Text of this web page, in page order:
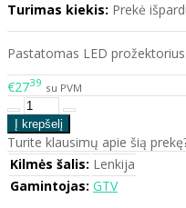
Turimas kiekis: Prekė
Pastatomas LED
€2739 su PVM
Turite klausimų apie šią
Kilmės šalis: Lenkija
Gamintojas: GTV